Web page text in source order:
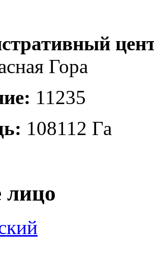
Гора
11235
108112 Га
лицо